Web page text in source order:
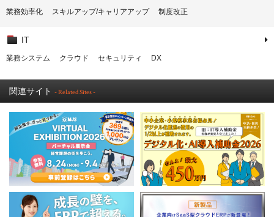
業務効率化 スキルアップ/キャリアアップ 制度改正
IT
業務システム クラウド セキュリティ DX
関連サイト - Related Sites -